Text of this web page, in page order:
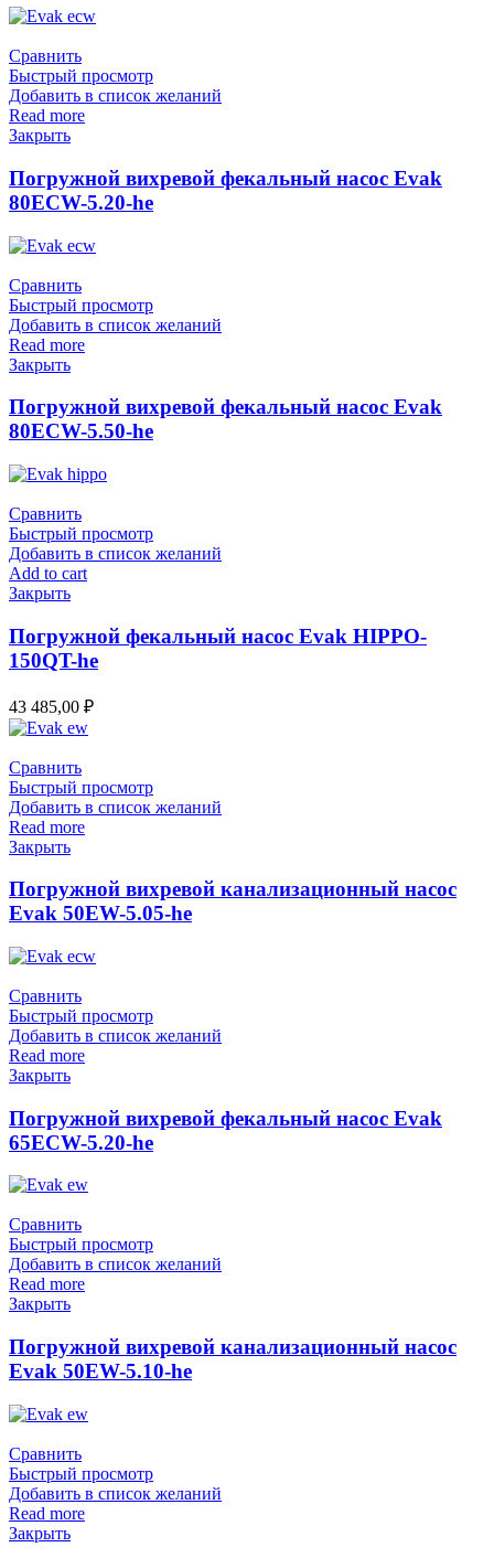
Сравнить
Быстрый просмотр
Добавить в список желаний
Read more
Закрыть
Погружной вихревой фекальный насос Evak
80ECW-5.20-he
Сравнить
Быстрый просмотр
Добавить в список желаний
Read more
Закрыть
Погружной вихревой фекальный насос Evak
80ECW-5.50-he
Сравнить
Быстрый просмотр
Добавить в список желаний
Add to cart
Закрыть
Погружной фекальный насос Evak HIPPO-
150QT-he
43 485,00 ₽
Сравнить
Быстрый просмотр
Добавить в список желаний
Read more
Закрыть
Погружной вихревой канализационный насос
Evak 50EW-5.05-he
Сравнить
Быстрый просмотр
Добавить в список желаний
Read more
Закрыть
Погружной вихревой фекальный насос Evak
65ECW-5.20-he
Сравнить
Быстрый просмотр
Добавить в список желаний
Read more
Закрыть
Погружной вихревой канализационный насос
Evak 50EW-5.10-he
Сравнить
Быстрый просмотр
Добавить в список желаний
Read more
Закрыть